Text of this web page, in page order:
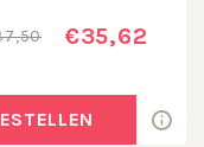
€35,62